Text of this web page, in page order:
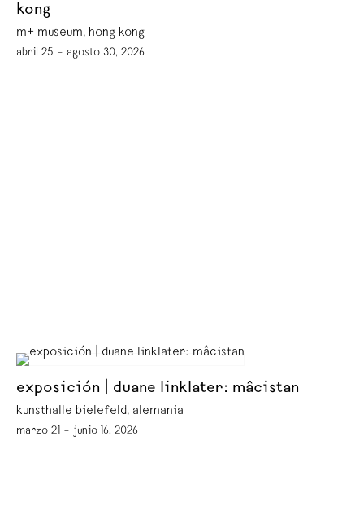
kong
m+ museum, hong kong
abril 25 – agosto 30, 2026
exposición | duane linklater: mâcistan
kunsthalle bielefeld, alemania
marzo 21 – junio 16, 2026